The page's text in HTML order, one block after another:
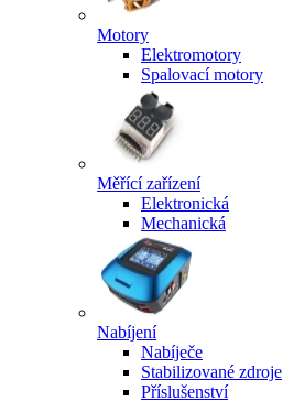
Motory
Elektromotory
Spalovací motory
Měřící zařízení
Elektronická
Mechanická
Nabíjení
Nabíječe
Stabilizované zdroje
Příslušenství